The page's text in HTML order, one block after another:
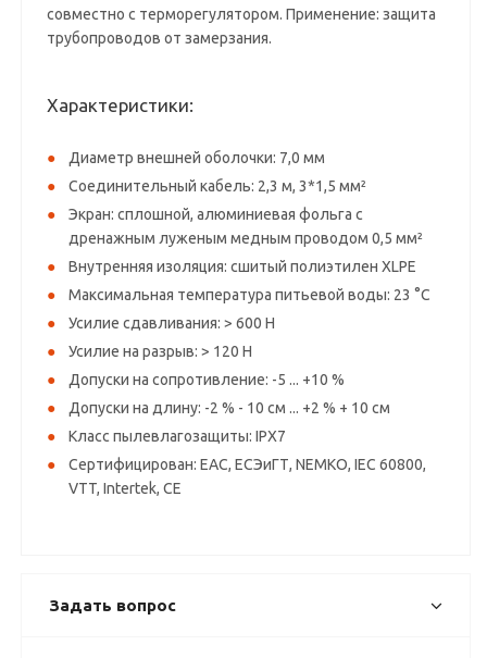
совместно с терморегулятором. Применение: защита
трубопроводов от замерзания.
Характеристики:
Диаметр внешней оболочки: 7,0 мм
Соединительный кабель: 2,3 м, 3*1,5 мм²
Экран: сплошной, алюминиевая фольга с
дренажным луженым медным проводом 0,5 мм²
Внутренняя изоляция: сшитый полиэтилен XLPE
Максимальная температура питьевой воды: 23 °C
Усилие сдавливания: > 600 H
Усилие на разрыв: > 120 H
Допуски на сопротивление: -5 ... +10 %
Допуски на длину: -2 % - 10 см ... +2 % + 10 см
Класс пылевлагозащиты: IPX7
Сертифицирован: EAC, ЕСЭиГТ, NEMKO, IEC 60800,
VTT, Intertek, CE
Задать вопрос